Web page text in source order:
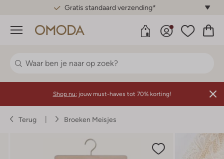
Gratis standaard verzending*
Menu
Shop nu: jouw must-haves tot 70% korting!
Terug Broeken Meisjes